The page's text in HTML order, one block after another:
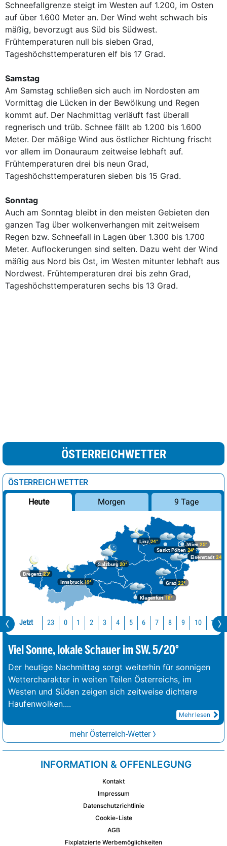
Schneefallgrenze steigt im Westen auf 1.200, im Osten
auf über 1.600 Meter an. Der Wind weht schwach bis
mäßig, bevorzugt aus Süd bis Südwest.
Frühtemperaturen null bis sieben Grad,
Tageshöchsttemperaturen elf bis 17 Grad.
Samstag
Am Samstag schließen sich auch im Nordosten am
Vormittag die Lücken in der Bewölkung und Regen
kommt auf. Der Nachmittag verläuft fast überall
regnerisch und trüb. Schnee fällt ab 1.200 bis 1.600
Meter. Der mäßige Wind aus östlicher Richtung frischt
vor allem im Donauraum zeitweise lebhaft auf.
Frühtemperaturen drei bis neun Grad,
Tageshöchsttemperaturen sieben bis 15 Grad.
Sonntag
Auch am Sonntag bleibt in den meisten Gebieten den
ganzen Tag über wolkenverhangen mit zeitweisem
Regen bzw. Schneefall in Lagen über 1.300 bis 1.700
Meter. Auflockerungen sind selten. Dazu weht der Wind
mäßig aus Nord bis Ost, im Westen mitunter lebhaft aus
Nordwest. Frühtemperaturen drei bis zehn Grad,
Tageshöchsttemperaturen sechs bis 13 Grad.
ÖSTERREICHWETTER
ÖSTERREICH WETTER
Heute Morgen 9 Tage
Bregenz23°
Graz22°
Innsbruck19°
Klagenfurt 18°
Linz24°
Salzburg20°
Wien 25°
Eisenstadt 24°
Sankt Pölten 24°
Jetzt 23 0 1 2 3 4 5 6 7 8 9 10 11
Viel Sonne, lokale Schauer im SW. 5/20°
Der heutige Nachmittag sorgt weiterhin für sonnigen
Wettercharakter in weiten Teilen Österreichs, im
Westen und Süden zeigen sich zeitweise dichtere
Haufenwolken....
Mehr lesen
mehr Österreich-Wetter
INFORMATION & OFFENLEGUNG
Kontakt
Impressum
Datenschutzrichtlinie
Cookie-Liste
AGB
Fixplatzierte Werbemöglichkeiten